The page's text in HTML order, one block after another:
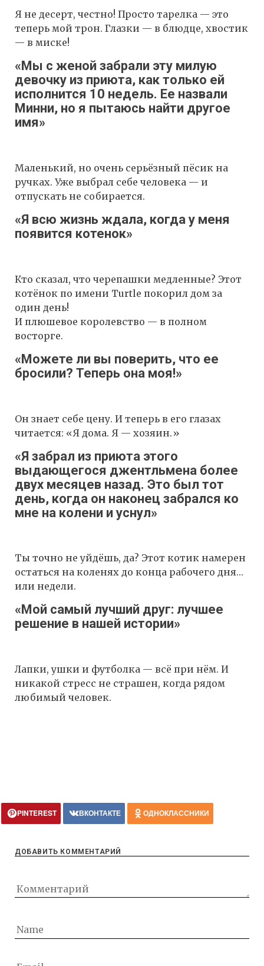
Я не десерт, честно! Просто тарелка — это
теперь мой трон. Глазки — в блюдце, хвостик
— в миске!
«Мы с женой забрали эту милую
девочку из приюта, как только ей
исполнится 10 недель. Ее назвали
Минни, но я пытаюсь найти другое
имя»
Маленький, но очень серьёзный пёсик на
ручках. Уже выбрал себе человека — и
отпускать не собирается.
«Я всю жизнь ждала, когда у меня
появится котенок»
Кто сказал, что черепашки медленные? Этот
котёнок по имени Turtle покорил дом за
один день!
И плюшевое королевство — в полном
восторге.
«Можете ли вы поверить, что ее
бросили? Теперь она моя!»
Он знает себе цену. И теперь в его глазах
читается: «Я дома. Я — хозяин.»
«Я забрал из приюта этого
выдающегося джентльмена более
двух месяцев назад. Это был тот
день, когда он наконец забрался ко
мне на колени и уснул»
Ты точно не уйдёшь, да? Этот котик намерен
остаться на коленях до конца рабочего дня…
или недели.
«Мой самый лучший друг: лучшее
решение в нашей истории»
Лапки, ушки и футболка — всё при нём. И
никакой стресс не страшен, когда рядом
любимый человек.
PINTEREST ВКОНТАКТЕ ОДНОКЛАССНИКИ
ДОБАВИТЬ КОММЕНТАРИЙ